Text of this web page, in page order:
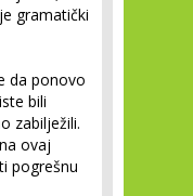
gramatički
da ponovo
bili
zabilježili.
ovaj
pogrešnu